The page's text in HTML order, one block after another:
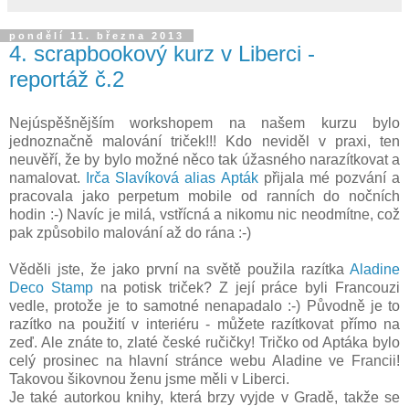
pondělí 11. března 2013
4. scrapbookový kurz v Liberci -
reportáž č.2
Nejúspěšnějším workshopem na našem kurzu bylo
jednoznačně malování triček!!! Kdo neviděl v praxi, ten
neuvěří, že by bylo možné něco tak úžasného narazítkovat a
namalovat. Irča Slavíková alias Aptákpřijala mé pozvání a
pracovala jako perpetum mobile od ranních do nočních
hodin :-) Navíc je milá, vstřícná a nikomu nic neodmítne, což
pak způsobilo malování až do rána :-)
Věděli jste, že jako první na světě použila razítka Aladine
Deco Stampna potisk triček? Z její práce byli Francouzi
vedle, protože je to samotné nenapadalo :-) Původně je to
razítko na použití v interiéru - můžete razítkovat přímo na
zeď. Ale znáte to, zlaté české ručičky! Tričko od Aptáka bylo
celý prosinec na hlavní stránce webu Aladine ve Francii!
Takovou šikovnou ženu jsme měli v Liberci.
Je také autorkou knihy, která brzy vyjde v Gradě, takže se